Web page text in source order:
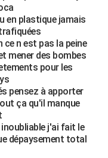
en plastique jamais
n est pas la peine
mener des bombes
pour les
pensez à apporter
ça qu'il manque
j'ai fait le
dépaysement total